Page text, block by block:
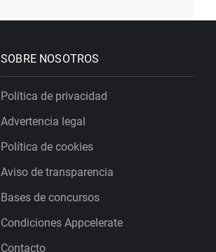
SOBRE NOSOTROS
Política de privacidad
Advertencia legal
Política de cookies
Aviso de transparencia
Bases de concursos
Condiciones Appcelerate
Contacto